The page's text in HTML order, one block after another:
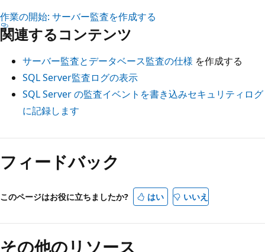
作業の開始: サーバー監査を作成する
関連するコンテンツ
サーバー監査とデータベース監査の仕様 を作成する
SQL Server監査ログの表示
SQL Server の監査イベントを書き込みセキュリティログ
に記録します
フィードバック
このページはお役に立ちましたか? はい いいえ
その他のリソース